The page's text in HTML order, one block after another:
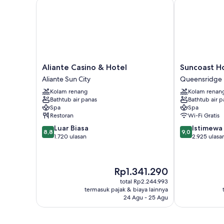
Aliante
Casino
&
Hotel
Aliante
Sun
City
Aliante Casino & Hotel
Aliante Sun City
Kolam renang
Bathtub air panas
Spa
Restoran
8.8
dari
8,8 Luar Biasa
1.720 ulasan
Harga
sekarang
Rp1.341.290
Rp1.341.290
total Rp2.244.993
termasuk pajak & biaya lainnya
24 Agu - 25 Agu
Suncoast
Hotel
and
Casino
Queensridge
Suncoast
Queensridge
Kolam
Bathtub air
Spa
Wi-Fi Gratis
9.0
dari
9,0 Istimewa
2.925